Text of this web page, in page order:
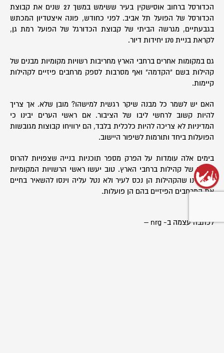
הכדורסל ברחוב אוסישקין בעיר ששימש במשך 27 שנים את קבוצת
הכדורסל של הפועל תל אביב. לפני כחודש, פונה איצטדיון המכתש
בגבעתיים, מגרשה הביתי של קבוצת הכדורגל של הפועל רמת גן,
לקראת בניית 170 יחידות דיור.
גם במקומות אחרים ברחבי הארץ מחריבות רשויות מקומיות מבנים של
קהילות בשם "הקדמה" ואף מסרבות לספק מרחבים פיזיים לקהילות
קיימות.
האם יש לשמר כל מבנה שיקר רגשית למישהו? מובן שלא. אך צריך
להיות קשוב לרחשי ליבו של הציבור. אם ראשי הערים יבינו כי
המדיניות לא צריכה להיות כלכלית בלבד, הם ירוויחו קבוצות מגובשות
הפועלות ביחד ותורמות לשיפור היישוב.
בימים אלה עומדות על הפרק מספר תוכניות בנייה שצפויות להרוס
מבנים של קהילות ברחבי הארץ. טוב יעשו ראשי הרשויות המקומיות
אם יבינו שהקהילות הן נכס לעיר ולא נטל עליה וינסו להשאיר בחיים
את המרחבים הפיזיים בהם הן פועלות.
לכתבה עצמה ב- nrg –